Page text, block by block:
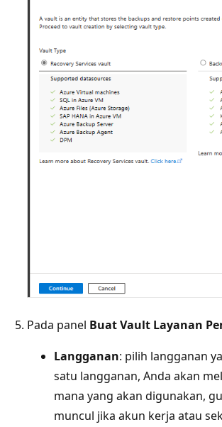
Pada panel Buat Vault Layanan
Langganan: pilih langganan
satu langganan, Anda akan
mana yang akan digunakan,
muncul jika akun kerja atau